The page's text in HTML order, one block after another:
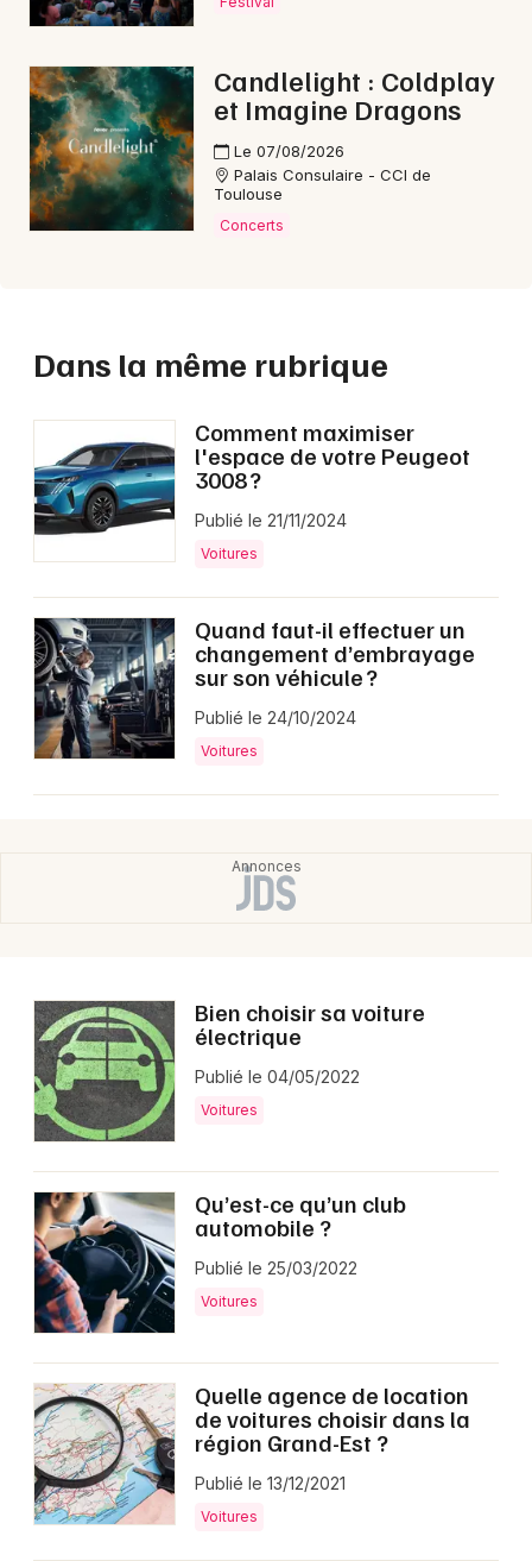
Candlelight : Coldplay
et Imagine Dragons
Le 07/08/2026
Palais Consulaire - CCI de
Toulouse
Concerts
Dans la même rubrique
Comment maximiser
l'espace de votre Peugeot
3008 ?
Publié le 21/11/2024
Voitures
Quand faut-il effectuer un
changement d’embrayage
sur son véhicule ?
Publié le 24/10/2024
Voitures
Bien choisir sa voiture
électrique
Publié le 04/05/2022
Voitures
Qu’est-ce qu’un club
automobile ?
Publié le 25/03/2022
Voitures
Quelle agence de location
de voitures choisir dans la
région Grand-Est ?
Publié le 13/12/2021
Voitures